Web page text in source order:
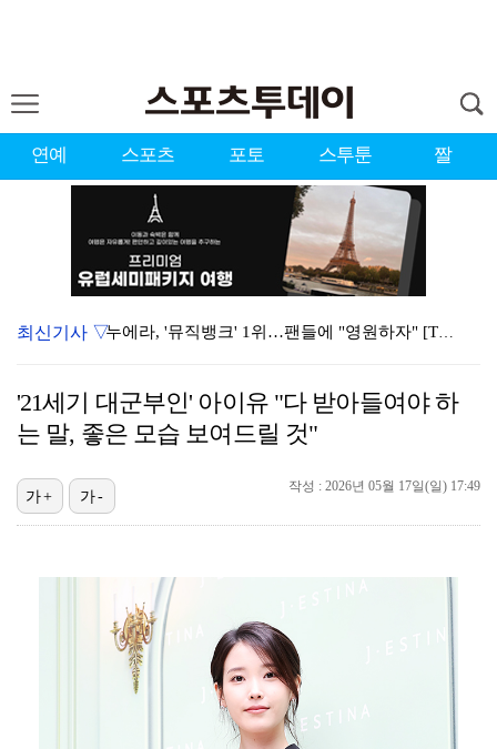
연예 스포츠 포토 스투툰 짤
누에라, '뮤직뱅크' 1위…팬들에 "영원하자" [TV캡…
폭발까지 5분…안보현·정은채, 목숨 건 사투 시작(재벌…
대한축구협회의 '심판 성접대'…최악의 경우 런던 올림픽…
폭발물 지킨 안보현, '악마 교관' 정은채와 재회(재벌…
'1라운드 115위' 김민별, 2라운드 7타 줄이며 7…
최신기사 ▽
'21세기 대군부인' 아이유 "다 받아들여야 하
는 말, 좋은 모습 보여드릴 것"
작성 : 2026년 05월 17일(일) 17:49
가+ 가-